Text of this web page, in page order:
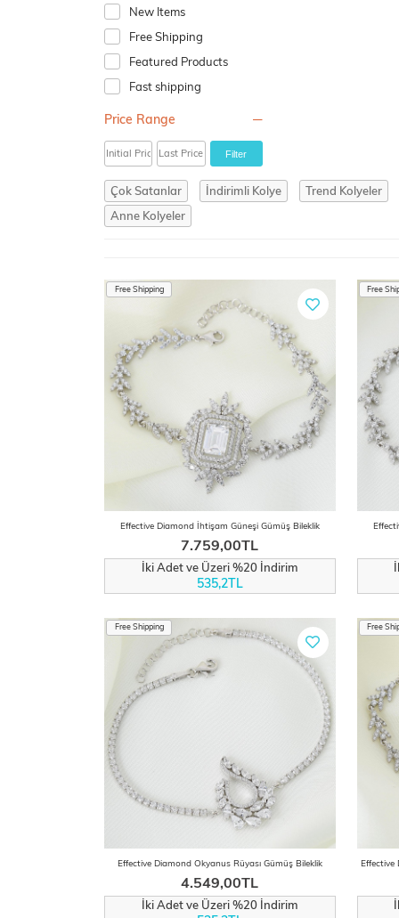
New Items
Free Shipping
Featured Products
Fast shipping
Price Range
Filter
Çok Satanlar İndirimli Kolye Trend Kolyeler
Anne Kolyeler
Effective Diamond İhtişam Güneşi Gümüş Bileklik
7.759,00TL
Free Shipping
İki Adet ve Üzeri %20 İndirim
535,2TL
Free
Effective Diamond Okyanus Rüyası Gümüş Bileklik
4.549,00TL
Free Shipping
İki Adet ve Üzeri %20 İndirim
Free